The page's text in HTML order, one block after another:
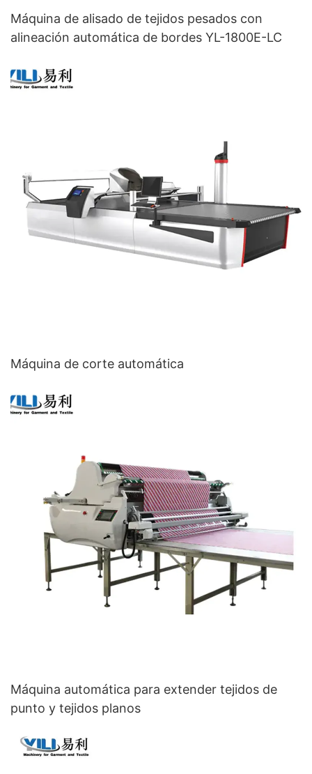
Máquina de alisado de tejidos pesados ​​con
alineación automática de bordes YL-1800E-LC
Máquina de corte automática
Máquina automática para extender tejidos de
punto y tejidos planos